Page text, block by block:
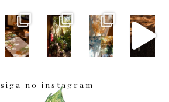
siga no instagram